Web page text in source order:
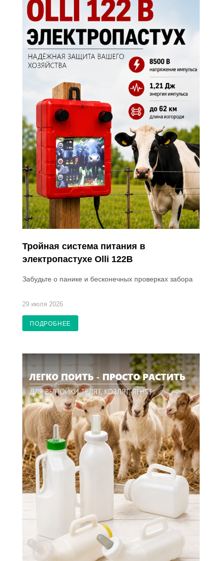
Тройная система питания в
электропастухе Olli 122B
Забудьте о панике и бесконечных проверках забора
29 июля 2026
ПОДРОБНЕЕ